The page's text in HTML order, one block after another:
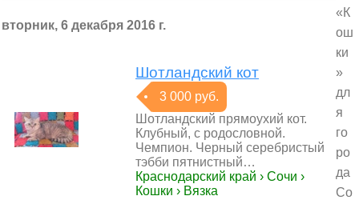
вторник, 6 декабря 2016 г.
Шотландский кот
3 000 руб.
Шотландский прямоухий кот.
Клубный, с родословной.
Чемпион. Черный серебристый
тэбби пятнистный…
Краснодарский край › Сочи ›
Кошки › Вязка
«К
ош
ки
»
дл
я
го
ро
да
Со